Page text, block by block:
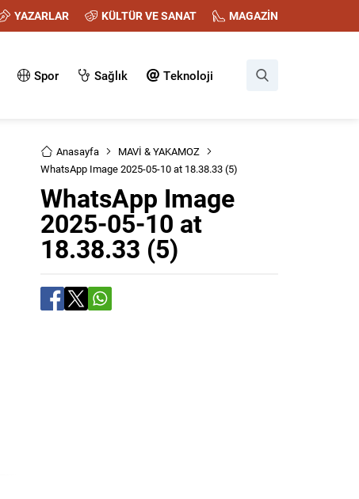
YAZARLAR KÜLTÜR VE SANAT MAGAZİN
Spor Sağlık Teknoloji
Anasayfa
MAVİ & YAKAMOZ
WhatsApp Image 2025-05-10 at 18.38.33 (5)
WhatsApp Image
2025-05-10 at
18.38.33 (5)